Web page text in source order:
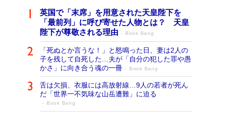
英国で「末席」を用意された天皇陛下を
「最前列」に呼び寄せた人物とは？ 天皇
陛下が尊敬される理由
Book Bang
「死ぬとか言うな！」と怒鳴った日、妻は2人の
子を残して自死した…夫が「自分の犯した罪や愚
かさ」に向き合う魂の一冊
Book Bang
舌は欠損、衣服には高放射線…9人の若者が死ん
だ「世界一不気味な山岳遭難」に迫る
Book Bang